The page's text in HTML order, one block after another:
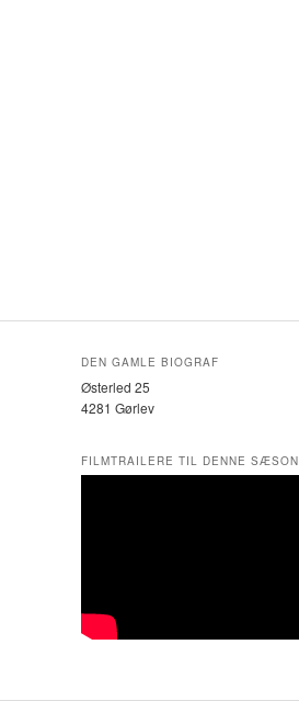
DEN GAMLE BIOGRAF
Østerled 25
4281 Gørlev
FILMTRAILERE TIL DENNE SÆSON